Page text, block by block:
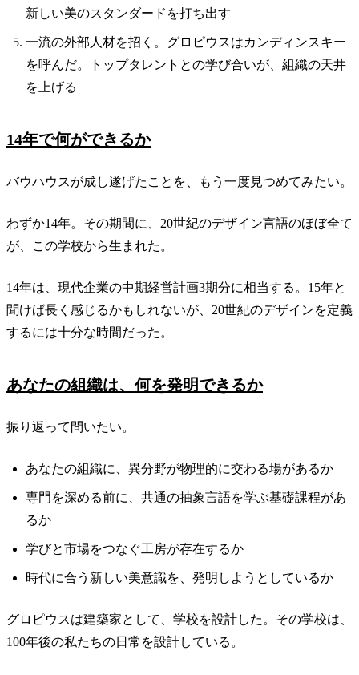
新しい美のスタンダードを打ち出す
一流の外部人材を招く。グロピウスはカンディンスキー
を呼んだ。トップタレントとの学び合いが、組織の天井
を上げる
14年で何ができるか
バウハウスが成し遂げたことを、もう一度見つめてみたい。
わずか14年。その期間に、20世紀のデザイン言語のほぼ全て
が、この学校から生まれた。
14年は、現代企業の中期経営計画3期分に相当する。15年と
聞けば長く感じるかもしれないが、20世紀のデザインを定義
するには十分な時間だった。
あなたの組織は、何を発明できるか
振り返って問いたい。
あなたの組織に、異分野が物理的に交わる場があるか
専門を深める前に、共通の抽象言語を学ぶ基礎課程があ
るか
学びと市場をつなぐ工房が存在するか
時代に合う新しい美意識を、発明しようとしているか
グロピウスは建築家として、学校を設計した。その学校は、
100年後の私たちの日常を設計している。